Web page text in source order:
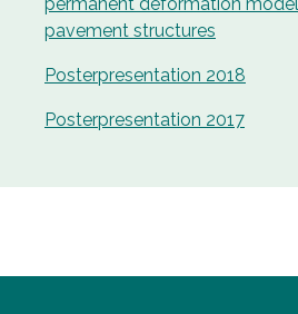
pavement structures
Posterpresentation 2018
Posterpresentation 2017